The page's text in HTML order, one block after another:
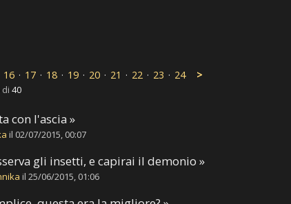
16 · 17 · 18 · 19 · 20 · 21 · 22 · 23 · 24 >
di 40
con l'ascia »
il 02/07/2015, 00:07
gli insetti, e capirai il demonio »
il 25/06/2015, 01:06